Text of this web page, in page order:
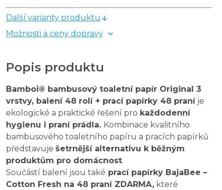
Další varianty produktu
Možnosti a ceny dopravy
Popis produktu
Bamboi® bambusový toaletní papír Original 3
vrstvy, balení 48 rolí + prací papírky 48 praníje
ekologické a praktické řešení pro každodenní
hygienu i praní prádla. Kombinace kvalitního
bambusového toaletního papíru a pracích papírků
představuje šetrnější alternativu k běžným
produktům pro domácnost.
Součástí balení jsou také prací papírky BajaBee –
Cotton Fresh na 48 praní ZDARMA, které